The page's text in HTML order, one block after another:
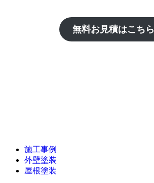
無料お見積はこちら
施工事例
外壁塗装
屋根塗装